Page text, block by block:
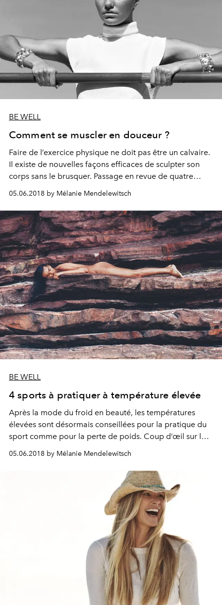
BE WELL
Comment se muscler en douceur ?
Faire de l’exercice physique ne doit pas être un calvaire.
Il existe de nouvelles façons efficaces de sculpter son
corps sans le brusquer. Passage en revue de quatre
valeurs sûres d’une routine sportive apaisée.
05.06.2018 by Mélanie Mendelewitsch
BE WELL
4 sports à pratiquer à température élevée
Après la mode du froid en beauté, les températures
élevées sont désormais conseillées pour la pratique du
sport comme pour la perte de poids. Coup d’œil sur le
nouvel allié du well-being décliné en quatre pratiques.
05.06.2018 by Mélanie Mendelewitsch